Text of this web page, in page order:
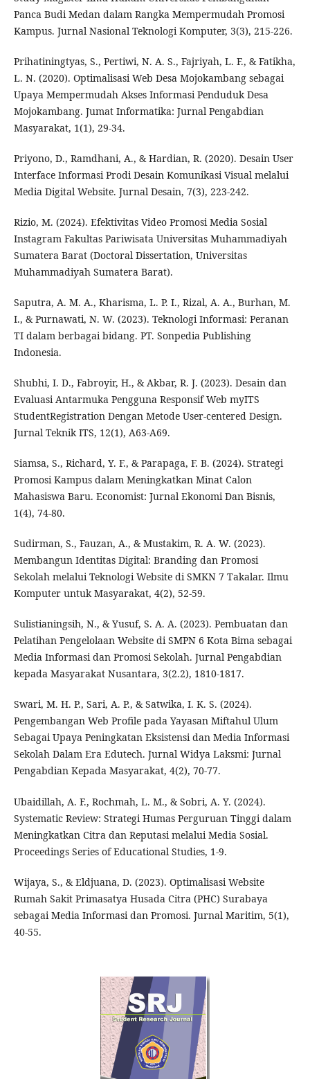
Panca Budi Medan dalam Rangka Mempermudah Promosi
Kampus. Jurnal Nasional Teknologi Komputer, 3(3), 215-226.
Prihatiningtyas, S., Pertiwi, N. A. S., Fajriyah, L. F., & Fatikha,
L. N. (2020). Optimalisasi Web Desa Mojokambang sebagai
Upaya Mempermudah Akses Informasi Penduduk Desa
Mojokambang. Jumat Informatika: Jurnal Pengabdian
Masyarakat, 1(1), 29-34.
Priyono, D., Ramdhani, A., & Hardian, R. (2020). Desain User
Interface Informasi Prodi Desain Komunikasi Visual melalui
Media Digital Website. Jurnal Desain, 7(3), 223-242.
Rizio, M. (2024). Efektivitas Video Promosi Media Sosial
Instagram Fakultas Pariwisata Universitas Muhammadiyah
Sumatera Barat (Doctoral Dissertation, Universitas
Muhammadiyah Sumatera Barat).
Saputra, A. M. A., Kharisma, L. P. I., Rizal, A. A., Burhan, M.
I., & Purnawati, N. W. (2023). Teknologi Informasi: Peranan
TI dalam berbagai bidang. PT. Sonpedia Publishing
Indonesia.
Shubhi, I. D., Fabroyir, H., & Akbar, R. J. (2023). Desain dan
Evaluasi Antarmuka Pengguna Responsif Web myITS
StudentRegistration Dengan Metode User-centered Design.
Jurnal Teknik ITS, 12(1), A63-A69.
Siamsa, S., Richard, Y. F., & Parapaga, F. B. (2024). Strategi
Promosi Kampus dalam Meningkatkan Minat Calon
Mahasiswa Baru. Economist: Jurnal Ekonomi Dan Bisnis,
1(4), 74-80.
Sudirman, S., Fauzan, A., & Mustakim, R. A. W. (2023).
Membangun Identitas Digital: Branding dan Promosi
Sekolah melalui Teknologi Website di SMKN 7 Takalar. Ilmu
Komputer untuk Masyarakat, 4(2), 52-59.
Sulistianingsih, N., & Yusuf, S. A. A. (2023). Pembuatan dan
Pelatihan Pengelolaan Website di SMPN 6 Kota Bima sebagai
Media Informasi dan Promosi Sekolah. Jurnal Pengabdian
kepada Masyarakat Nusantara, 3(2.2), 1810-1817.
Swari, M. H. P., Sari, A. P., & Satwika, I. K. S. (2024).
Pengembangan Web Profile pada Yayasan Miftahul Ulum
Sebagai Upaya Peningkatan Eksistensi dan Media Informasi
Sekolah Dalam Era Edutech. Jurnal Widya Laksmi: Jurnal
Pengabdian Kepada Masyarakat, 4(2), 70-77.
Ubaidillah, A. F., Rochmah, L. M., & Sobri, A. Y. (2024).
Systematic Review: Strategi Humas Perguruan Tinggi dalam
Meningkatkan Citra dan Reputasi melalui Media Sosial.
Proceedings Series of Educational Studies, 1-9.
Wijaya, S., & Eldjuana, D. (2023). Optimalisasi Website
Rumah Sakit Primasatya Husada Citra (PHC) Surabaya
sebagai Media Informasi dan Promosi. Jurnal Maritim, 5(1),
40-55.